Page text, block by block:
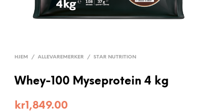
HJEM / ALLEVAREMERKER / STAR NUTRITION
Whey-100 Myseprotein 4 kg
kr1,849.00